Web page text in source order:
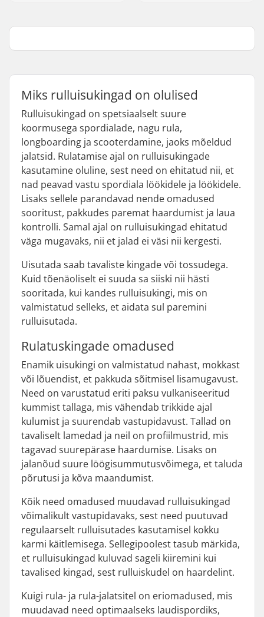
Miks rulluisukingad on olulised
Rulluisukingad on spetsiaalselt suure
koormusega spordialade, nagu rula,
longboarding ja scooterdamine, jaoks mõeldud
jalatsid. Rulatamise ajal on rulluisukingade
kasutamine oluline, sest need on ehitatud nii, et
nad peavad vastu spordiala löökidele ja löökidele.
Lisaks sellele parandavad nende omadused
sooritust, pakkudes paremat haardumist ja laua
kontrolli. Samal ajal on rulluisukingad ehitatud
väga mugavaks, nii et jalad ei väsi nii kergesti.
Uisutada saab tavaliste kingade või tossudega.
Kuid tõenäoliselt ei suuda sa siiski nii hästi
sooritada, kui kandes rulluisukingi, mis on
valmistatud selleks, et aidata sul paremini
rulluisutada.
Rulatuskingade omadused
Enamik uisukingi on valmistatud nahast, mokkast
või lõuendist, et pakkuda sõitmisel lisamugavust.
Need on varustatud eriti paksu vulkaniseeritud
kummist tallaga, mis vähendab trikkide ajal
kulumist ja suurendab vastupidavust. Tallad on
tavaliselt lamedad ja neil on profiilmustrid, mis
tagavad suurepärase haardumise. Lisaks on
jalanõud suure löögisummutusvõimega, et taluda
põrutusi ja kõva maandumist.
Kõik need omadused muudavad rulluisukingad
võimalikult vastupidavaks, sest need puutuvad
regulaarselt rulluisutades kasutamisel kokku
karmi käitlemisega. Sellegipoolest tasub märkida,
et rulluisukingad kuluvad sageli kiiremini kui
tavalised kingad, sest rulluiskudel on haardelint.
Kuigi rula- ja rula-jalatsitel on eriomadused, mis
muudavad need optimaalseks laudispordiks,